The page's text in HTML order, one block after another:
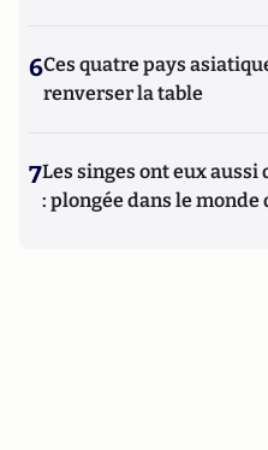
6Ces quatre pays
renverser la table
7Les singes ont eux
: plongée dans le